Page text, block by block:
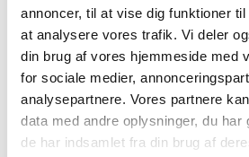
annoncer, til at vise dig funktioner
at analysere vores trafik. Vi deler
din brug af vores hjemmeside med
for sociale medier,
analysepartnere. Vores partnere
data med andre oplysninger, du har
de har indsamlet fra din brug af
Ledig bevilling til Enghave
|1. februar 2018|
Bevillingen til at drive Enghave
oktober 2018. Enghave Apotek er
Ledig bevilling til Ribe Apotek